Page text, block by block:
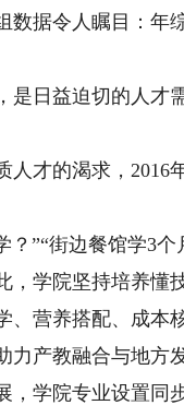
据令人瞩目：年综
日益迫切的人才
才的渴求，2016
”“街边餐馆学3个
，学院坚持培养懂
、营养搭配、成本
产教融合与地方
学院专业设置同